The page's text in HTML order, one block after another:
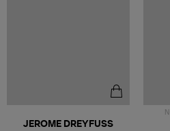
JEROME DREYFUSS